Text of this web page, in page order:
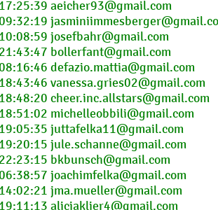
aeicher93@gmail.com
josefbahr@gmail.com
bollerfant@gmail.com
defazio.mattia@gmail.com
vanessa.gries02@gmail.com
cheer.inc.allstars@gmail.com
michelleobbili@gmail.com
juttafelka11@gmail.com
jule.schanne@gmail.com
bkbunsch@gmail.com
joachimfelka@gmail.com
jma.mueller@gmail.com
aliciaklier4@gmail.com